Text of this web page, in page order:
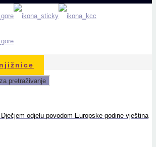
odjelu povodom Europske godine vještina